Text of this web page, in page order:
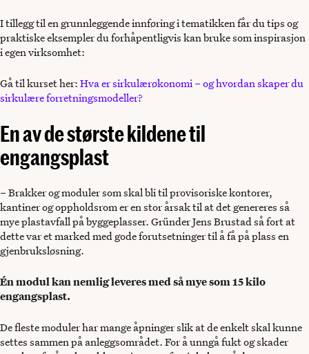
I tillegg til en grunnleggende innføring i tematikken får du tips og
praktiske eksempler du forhåpentligvis kan bruke som inspirasjon
i egen virksomhet:
Gå til kurset her:Hva er sirkulærøkonomi – og hvordan skaper du
sirkulære forretningsmodeller?
En av de største kildene til
engangsplast
– Brakker og moduler som skal bli til provisoriske kontorer,
kantiner og oppholdsrom er en stor årsak til at det genereres så
mye plastavfall på byggeplasser. Gründer Jens Brustad så fort at
dette var et marked med gode forutsetninger til å få på plass en
gjenbruksløsning.
Én modul kan nemlig leveres med så mye som 15 kilo
engangsplast.
De fleste moduler har mange åpninger slik at de enkelt skal kunne
settes sammen på anleggsområdet. For å unngå fukt og skader